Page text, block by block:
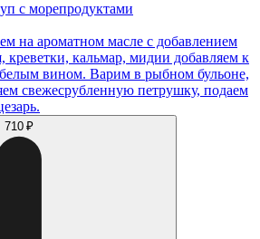
с морепродуктами
на ароматном масле с добавлением
креветки, кальмар, мидии добавляем к
вином. Варим в рыбном бульоне,
свежесрубленную петрушку, подаем
710 ₽